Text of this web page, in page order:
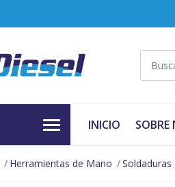
INICIO
Herramientas de Mano Soldaduras